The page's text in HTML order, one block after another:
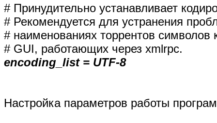
# Принудительно устанавливает
# Рекомендуется для устранения
# наименованиях торрентов
# GUI, работающих через xmlrpc.
encoding_list = UTF-8
Настройка параметров работы